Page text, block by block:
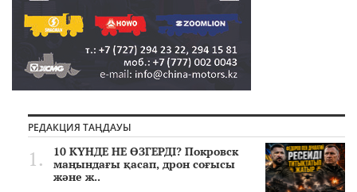
РЕДАКЦИЯ ТАҢДАУЫ
10 КҮНДЕ НЕ ӨЗГЕРДІ? Покровск
маңындағы қасап, дрон соғысы
және ж..